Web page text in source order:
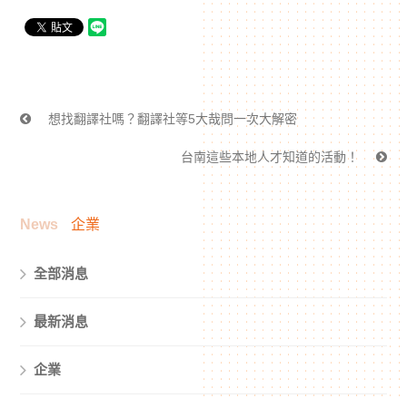
想找翻譯社嗎？翻譯社等5大哉問一次大解密
台南這些本地人才知道的活動！
News 企業
全部消息
最新消息
企業